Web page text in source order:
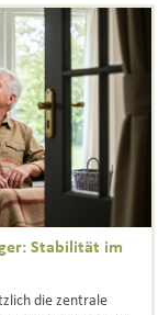
Stabilität im
die zentrale